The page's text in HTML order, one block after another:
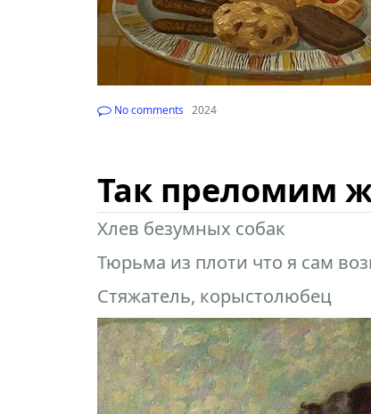
No comments 2024
Так преломим
Хлев безумных собак
Тюрьма из плоти что я сам
Стяжатель, корыстолюбец